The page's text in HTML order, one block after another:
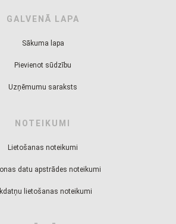
GALVENĀ LAPA
Sākuma lapa
Pievienot sūdzību
Uzņēmumu saraksts
NOTEIKUMI
Lietošanas noteikumi
datu apstrādes noteikumi
lietošanas noteikumi